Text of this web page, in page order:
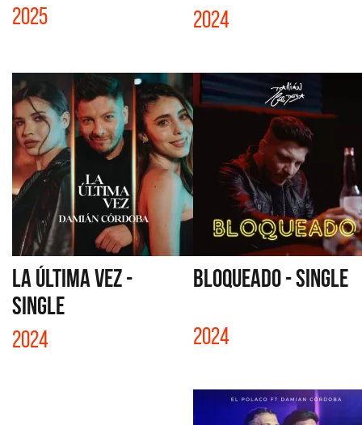
2025 2024
LA ÚLTIMA VEZ -
SINGLE
2024
BLOQUEADO - SINGLE
2024